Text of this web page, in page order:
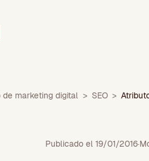
de marketing digital > SEO >
Publicado el 19/01/2016·